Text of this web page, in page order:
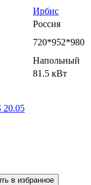
Ирбис
Россия
720*952*980
Напольный
81.5 кВт
20.05
в избранное